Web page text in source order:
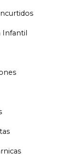
Infantil